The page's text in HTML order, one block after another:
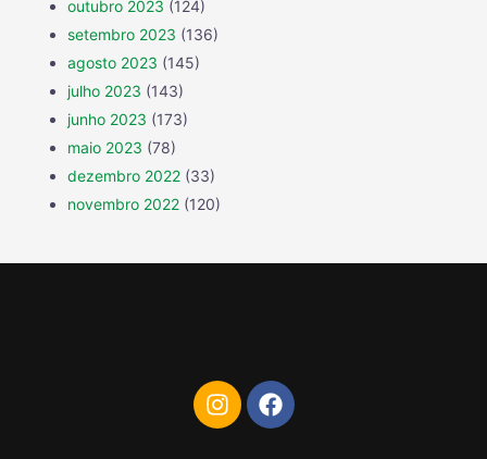
outubro 2023 (124)
setembro 2023 (136)
agosto 2023 (145)
julho 2023 (143)
junho 2023 (173)
maio 2023 (78)
dezembro 2022 (33)
novembro 2022 (120)